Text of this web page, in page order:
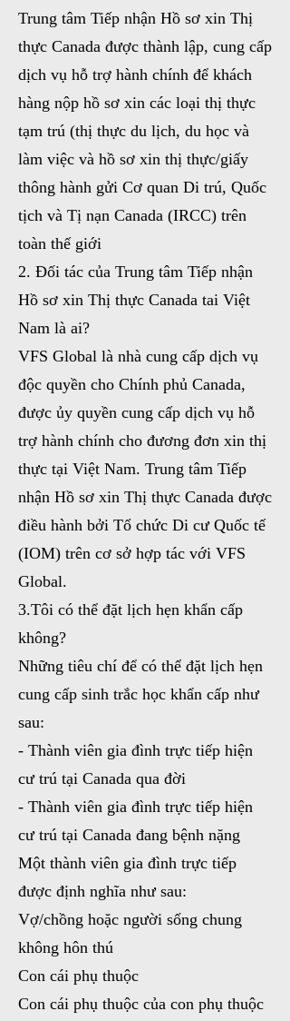
Trung tâm Tiếp nhận Hồ sơ xin Thị
thực Canada được thành lập, cung cấp
dịch vụ hỗ trợ hành chính để khách
hàng nộp hồ sơ xin các loại thị thực
tạm trú (thị thực du lịch, du học và
làm việc và hồ sơ xin thị thực/giấy
thông hành gửi Cơ quan Di trú, Quốc
tịch và Tị nạn Canada (IRCC) trên
toàn thế giới
2. Đối tác của Trung tâm Tiếp nhận
Hồ sơ xin Thị thực Canada tai Việt
Nam là ai?
VFS Global là nhà cung cấp dịch vụ
độc quyền cho Chính phủ Canada,
được ủy quyền cung cấp dịch vụ hỗ
trợ hành chính cho đương đơn xin thị
thực tại Việt Nam. Trung tâm Tiếp
nhận Hồ sơ xin Thị thực Canada được
điều hành bởi Tổ chức Di cư Quốc tế
(IOM) trên cơ sở hợp tác với VFS
Global.
3.Tôi có thể đặt lịch hẹn khẩn cấp
không?
Những tiêu chí để có thể đặt lịch hẹn
cung cấp sinh trắc học khẩn cấp như
sau:
- Thành viên gia đình trực tiếp hiện
cư trú tại Canada qua đời
- Thành viên gia đình trực tiếp hiện
cư trú tại Canada đang bệnh nặng
Một thành viên gia đình trực tiếp
được định nghĩa như sau:
Vợ/chồng hoặc người sống chung
không hôn thú
Con cái phụ thuộc
Con cái phụ thuộc của con phụ thuộc